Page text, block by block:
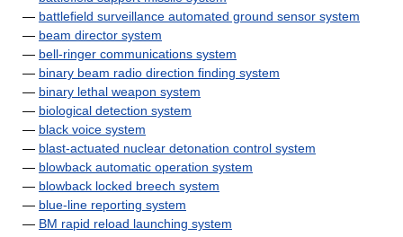
— battlefield surveillance automated ground sensor system
— beam director system
— bell-ringer communications system
— binary beam radio direction finding system
— binary lethal weapon system
— biological detection system
— black voice system
— blast-actuated nuclear detonation control system
— blowback automatic operation system
— blowback locked breech system
— blue-line reporting system
— BM rapid reload launching system